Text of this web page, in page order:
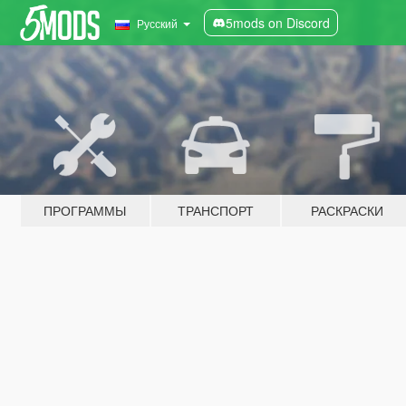
Русский 5mods on Discord
ПРОГРАММЫ ТРАНСПОРТ РАСКРАСКИ